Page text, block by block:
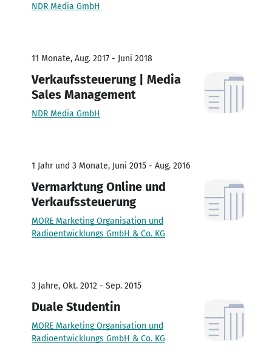
NDR Media GmbH
11 Monate, Aug. 2017 - Juni 2018
Verkaufssteuerung | Media
Sales Management
NDR Media GmbH
1 Jahr und 3 Monate, Juni 2015 - Aug. 2016
Vermarktung Online und
Verkaufssteuerung
MORE Marketing Organisation und
Radioentwicklungs GmbH & Co. KG
3 Jahre, Okt. 2012 - Sep. 2015
Duale Studentin
MORE Marketing Organisation und
Radioentwicklungs GmbH & Co. KG